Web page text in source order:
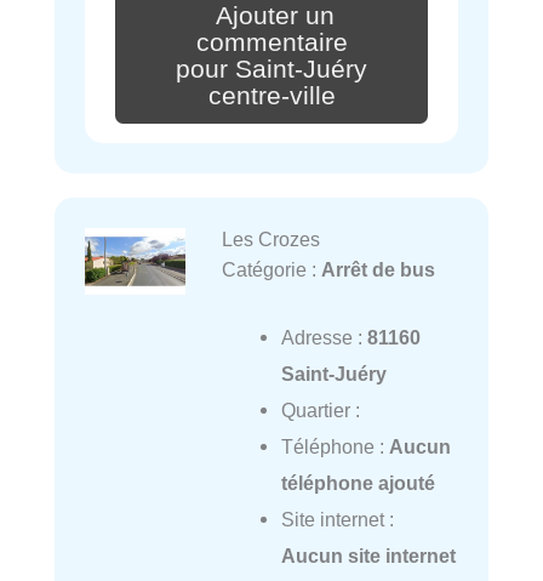
Ajouter un
commentaire
pour Saint-Juéry
centre-ville
Les Crozes
Catégorie : Arrêt de bus
Adresse : 81160
Saint-Juéry
Quartier :
Téléphone : Aucun
téléphone ajouté
Site internet :
Aucun site internet